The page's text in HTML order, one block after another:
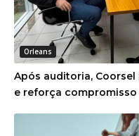
Orleans
Após auditoria,
e reforça